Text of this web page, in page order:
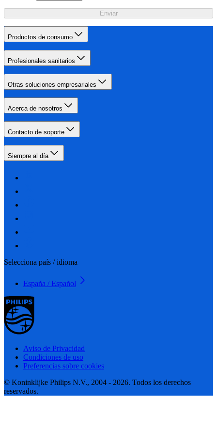
Enviar
Productos de consumo
Profesionales sanitarios
Otras soluciones empresariales
Acerca de nosotros
Contacto de soporte
Siempre al día
Selecciona país / idioma
España / Español
Aviso de Privacidad
Condiciones de uso
Preferencias sobre cookies
© Koninklijke Philips N.V., 2004 - 2026. Todos los derechos
reservados.